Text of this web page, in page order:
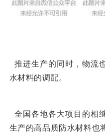
推进生产的同时，物流
水材料的调配。
全国各地各大项目的相
生产的高品质防水材料也